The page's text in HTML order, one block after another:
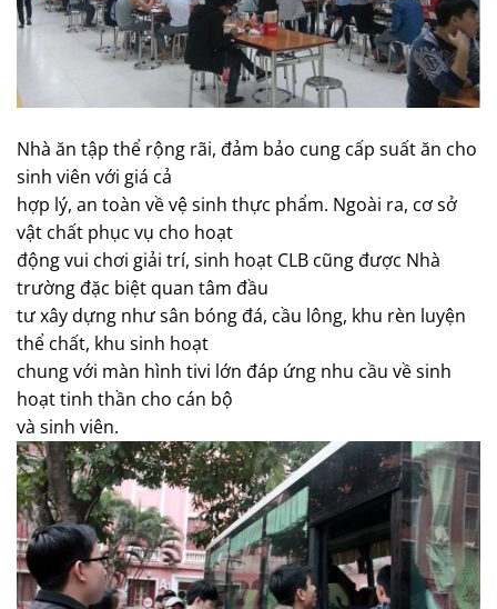
Nhà ăn tập thể rộng rãi, đảm bảo cung cấp suất ăn cho
sinh viên với giá cả
hợp lý, an toàn về vệ sinh thực phẩm. Ngoài ra, cơ sở
vật chất phục vụ cho hoạt
động vui chơi giải trí, sinh hoạt CLB cũng được Nhà
trường đặc biệt quan tâm đầu
tư xây dựng như sân bóng đá, cầu lông, khu rèn luyện
thể chất, khu sinh hoạt
chung với màn hình tivi lớn đáp ứng nhu cầu về sinh
hoạt tinh thần cho cán bộ
và sinh viên.